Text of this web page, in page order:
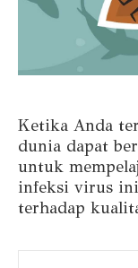
Ketika Anda
dunia dapat
untuk
infeksi virus
terhadap